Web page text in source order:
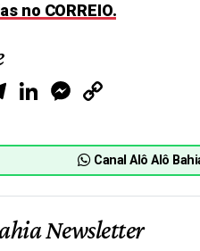
no CORREIO.
TelegramLinkedIn Messenger
Canal Alô Alô
Newsletter